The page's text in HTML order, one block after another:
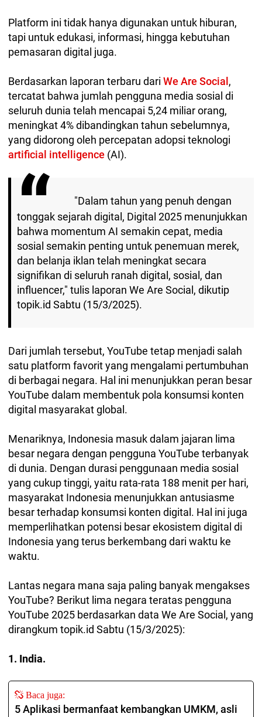
Platform ini tidak hanya digunakan untuk hiburan,
tapi untuk edukasi, informasi, hingga kebutuhan
pemasaran digital juga.
Berdasarkan laporan terbaru dari We Are Social,
tercatat bahwa jumlah pengguna media sosial di
seluruh dunia telah mencapai 5,24 miliar orang,
meningkat 4% dibandingkan tahun sebelumnya,
yang didorong oleh percepatan adopsi teknologi
artificial intelligence (AI).
"Dalam tahun yang penuh dengan
tonggak sejarah digital, Digital 2025 menunjukkan
bahwa momentum AI semakin cepat, media
sosial semakin penting untuk penemuan merek,
dan belanja iklan telah meningkat secara
signifikan di seluruh ranah digital, sosial, dan
influencer," tulis laporan We Are Social, dikutip
topik.id Sabtu (15/3/2025).
Dari jumlah tersebut, YouTube tetap menjadi salah
satu platform favorit yang mengalami pertumbuhan
di berbagai negara. Hal ini menunjukkan peran besar
YouTube dalam membentuk pola konsumsi konten
digital masyarakat global.
Menariknya, Indonesia masuk dalam jajaran lima
besar negara dengan pengguna YouTube terbanyak
di dunia. Dengan durasi penggunaan media sosial
yang cukup tinggi, yaitu rata-rata 188 menit per hari,
masyarakat Indonesia menunjukkan antusiasme
besar terhadap konsumsi konten digital. Hal ini juga
memperlihatkan potensi besar ekosistem digital di
Indonesia yang terus berkembang dari waktu ke
waktu.
Lantas negara mana saja paling banyak mengakses
YouTube? Berikut lima negara teratas pengguna
YouTube 2025 berdasarkan data We Are Social, yang
dirangkum topik.id Sabtu (15/3/2025):
1. India.
Baca juga:
5 Aplikasi bermanfaat kembangkan UMKM, asli